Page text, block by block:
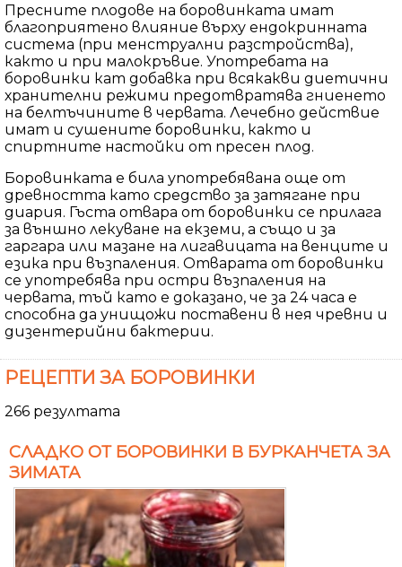
Пресните плодове на боровинката имат
благоприятено влияние върху ендокринната
система (при менструални разстройства),
както и при малокръвие. Употребата на
боровинки кат добавка при всякакви диетични
хранителни режими предотвратява гниенето
на белтъчините в червата. Лечебно действие
имат и сушените боровинки, както и
спиртните настойки от пресен плод.
Боровинката е била употребявана още от
древността като средство за затягане при
диария. Гъста отвара от боровинки се прилага
за външно лекуване на екземи, а също и за
гаргара или мазане на лигавицата на венците и
езика при възпаления. Отварата от боровинки
се употребява при остри възпаления на
червата, тъй като е доказано, че за 24 часа е
способна да унищожи поставени в нея чревни и
дизентерийни бактерии.
РЕЦЕПТИ ЗА БОРОВИНКИ
266 резултата
СЛАДКО ОТ БОРОВИНКИ В БУРКАНЧЕТА ЗА
ЗИМАТА